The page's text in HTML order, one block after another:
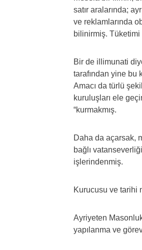
satır aralarında;
ve reklamlarında
bilinirmiş. Tüketimi
Bir de illimunati
tarafından yine bu
Amacı da türlü
kuruluşları ele
“kurmakmış.
Daha da açarsak,
bağlı
işlerindenmiş.
Kurucusu ve tarihi
Ayriyeten
yapılanma ve